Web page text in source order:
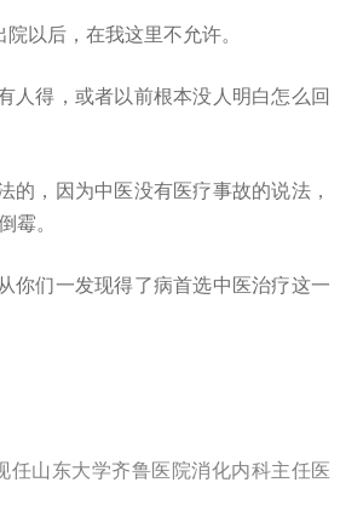
以后，在我这里不允许。
人得，或者以前根本没人明白怎么回
，因为中医没有医疗事故的说法，
。
你们一发现得了病首选中医治疗这一
山东大学齐鲁医院消化内科主任医